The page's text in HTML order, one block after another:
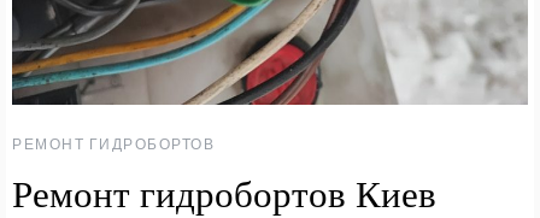
РЕМОНТ ГИДРОБОРТОВ
Ремонт гидробортов Киев